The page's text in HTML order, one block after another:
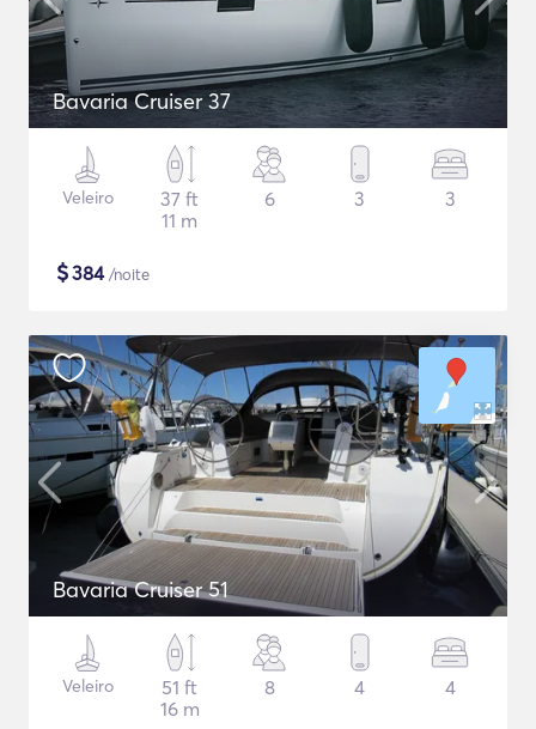
Bavaria Cruiser 37
Veleiro
37 ft
11 m
6 3 3
$384/noite
Bavaria Cruiser 51
Veleiro
51 ft
16 m
8 4 4